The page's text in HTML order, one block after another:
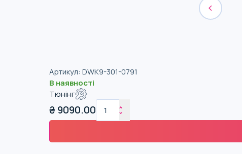
Артикул: DWK9-301-0791
В наявності
Тюнінг
₴ 9090.00